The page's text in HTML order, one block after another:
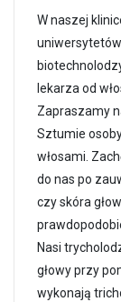
W naszej
lekarza od
Zapraszamy
Sztumie
włosami.
do nas po
czy skóra
Nasi
głowy przy
wykonają